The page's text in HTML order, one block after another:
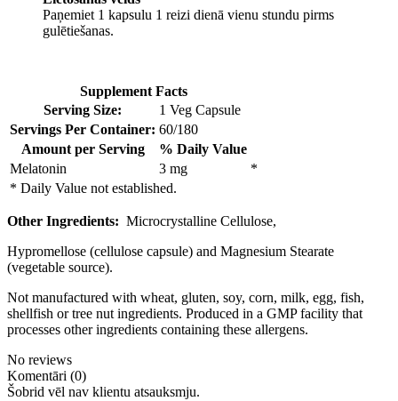
Paņemiet 1 kapsulu 1 reizi dienā vienu stundu pirms
gulētiešanas.
Supplement Facts
Serving Size:
1 Veg Capsule
Servings Per Container: 60/180
Amount per Serving
% Daily Value
* Daily Value not established.
Melatonin 3 mg *
Other Ingredients: Microcrystalline Cellulose,
Hypromellose (cellulose capsule) and Magnesium Stearate
(vegetable source).
Not manufactured with wheat, gluten, soy, corn, milk, egg, fish,
shellfish or tree nut ingredients. Produced in a GMP facility that
processes other ingredients containing these allergens.
No reviews
Komentāri (0)
Šobrid vēl nav klientu atsauksmju.